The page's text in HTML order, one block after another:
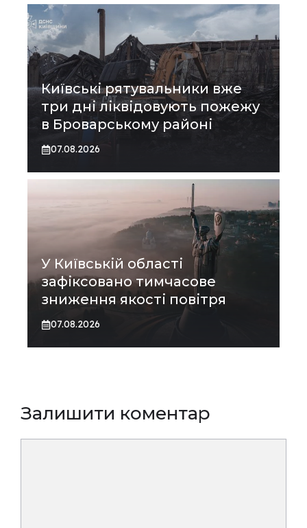
Київські рятувальники вже
три дні ліквідовують пожежу
в Броварському районі
07.08.2026
У Київській області
зафіксовано тимчасове
зниження якості повітря
07.08.2026
Залишити коментар